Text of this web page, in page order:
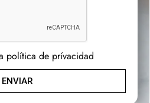
política de prívacidad
ENVIAR